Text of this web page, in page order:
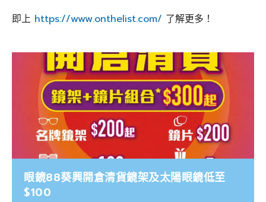
即上 https://www.onthelist.com/ 了解更多！
眼鏡88葵興開倉清貨鏡架及太陽眼鏡低至
$100